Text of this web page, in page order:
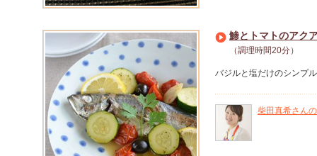
鯵とトマトのアク
（調理時間20分）
バジルと塩だけのシンプ
柴田真希さん